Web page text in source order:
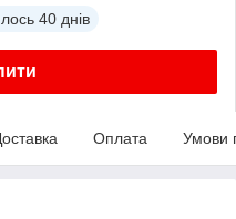
40 днів
Оплата Умови